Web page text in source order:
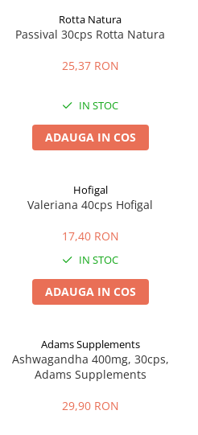
Suplimente fitness
Pentru antrenament
Sarcina si alaptare
Ceaiuri simple
Ceaiuri Maté
Ulei de Cocos
Ulei de cocos de uz alimentar
Rotta Natura
Passival 30cps Rotta Natura
25,37 RON
IN STOC
ADAUGA IN COS
Hofigal
Valeriana 40cps Hofigal
17,40 RON
IN STOC
ADAUGA IN COS
Adams Supplements
Ashwagandha 400mg, 30cps,
Adams Supplements
29,90 RON